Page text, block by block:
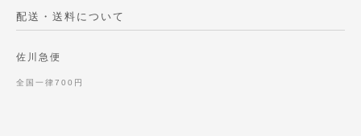
配送・送料について
佐川急便
全国一律700円